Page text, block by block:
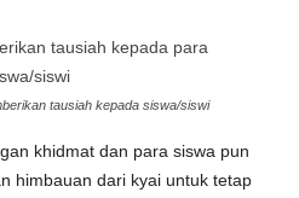
tausiah kepada siswa/siswi
khidmat dan para siswa pun
himbauan dari kyai untuk tetap